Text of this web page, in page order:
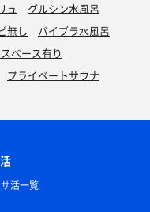
ュ
グルシン水風呂
無し
バイブラ水風呂
ペース有り
プライベートサウナ
サ活一覧